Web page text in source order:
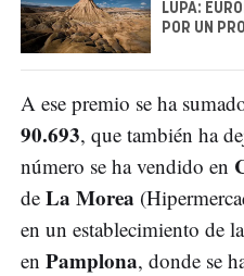
LUPA:
POR UN
A ese premio se ha
90.693, que también ha
número se ha vendido en
de La Morea
en un establecimiento de
en Pamplona, donde se